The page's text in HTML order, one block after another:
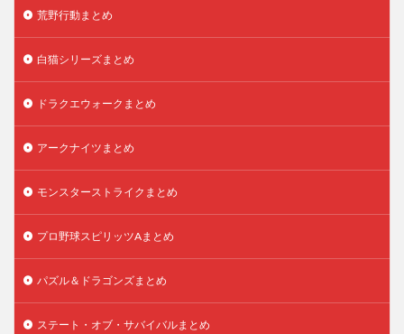
荒野行動まとめ
白猫シリーズまとめ
ドラクエウォークまとめ
アークナイツまとめ
モンスターストライクまとめ
プロ野球スピリッツAまとめ
パズル＆ドラゴンズまとめ
ステート・オブ・サバイバルまとめ